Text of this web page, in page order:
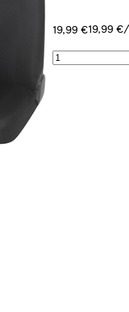
19,99 €19,99